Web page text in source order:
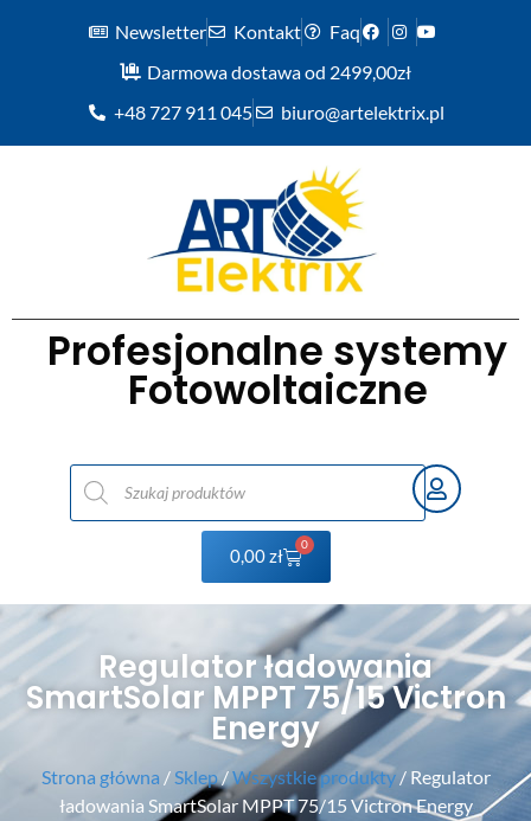
Newsletter Kontakt
Faq
Darmowa dostawa od 2499,00zł
+48 727 911 045
biuro@artelektrix.pl
Profesjonalne systemy
Fotowoltaiczne
0,00zł
0
Regulator ładowania
SmartSolar MPPT 75/15 Victron
Energy
Strona główna / Sklep/Wszystkie produkty/ Regulator
ładowania SmartSolar MPPT 75/15 Victron Energy